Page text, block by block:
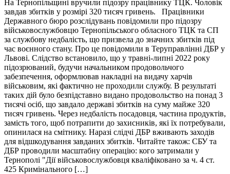
На Тернопільщині вручили підозру працівнику ТЦК. Чоловік
завдав збитків у розмірі 320 тисяч гривень. Працівники
Державного бюро розслідувань повідомили про підозру
військовослужбовцю Тернопільського обласного ТЦК та СП
за службову недбалість, що призвела до значних збитків під
час воєнного стану. Про це повідомили в Теруправлінні ДБР у
Львові. Слідство встановило, що у травні-липні 2022 року
підозрюваний, будучи начальником продовольчого
забезпечення, оформлював накладні на видачу харчів
військовим, які фактично не проходили службу. В результаті
таких дій було безпідставно видано продовольство на понад 3
тисячі осіб, що завдало державі збитків на суму майже 320
тисяч гривень. Через недбалість посадовця, частина продуктів,
замість того, щоб потрапити до захисників, які їх потребували,
опинилася на смітнику. Наразі слідчі ДБР вживають заходів
для відшкодування завданих збитків. Читайте також: СБУ та
ДБР проводили масштабну операцію: кого затримали у
Тернополі "Дії військовослужбовця кваліфіковано за ч. 4 ст.
425 Кримінального […]